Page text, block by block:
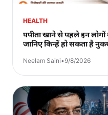
HEALTH
पपीता खाने से पहले इन लोगों
जानिए किन्हें हो सकता है
Neelam Saini•9/8/2026